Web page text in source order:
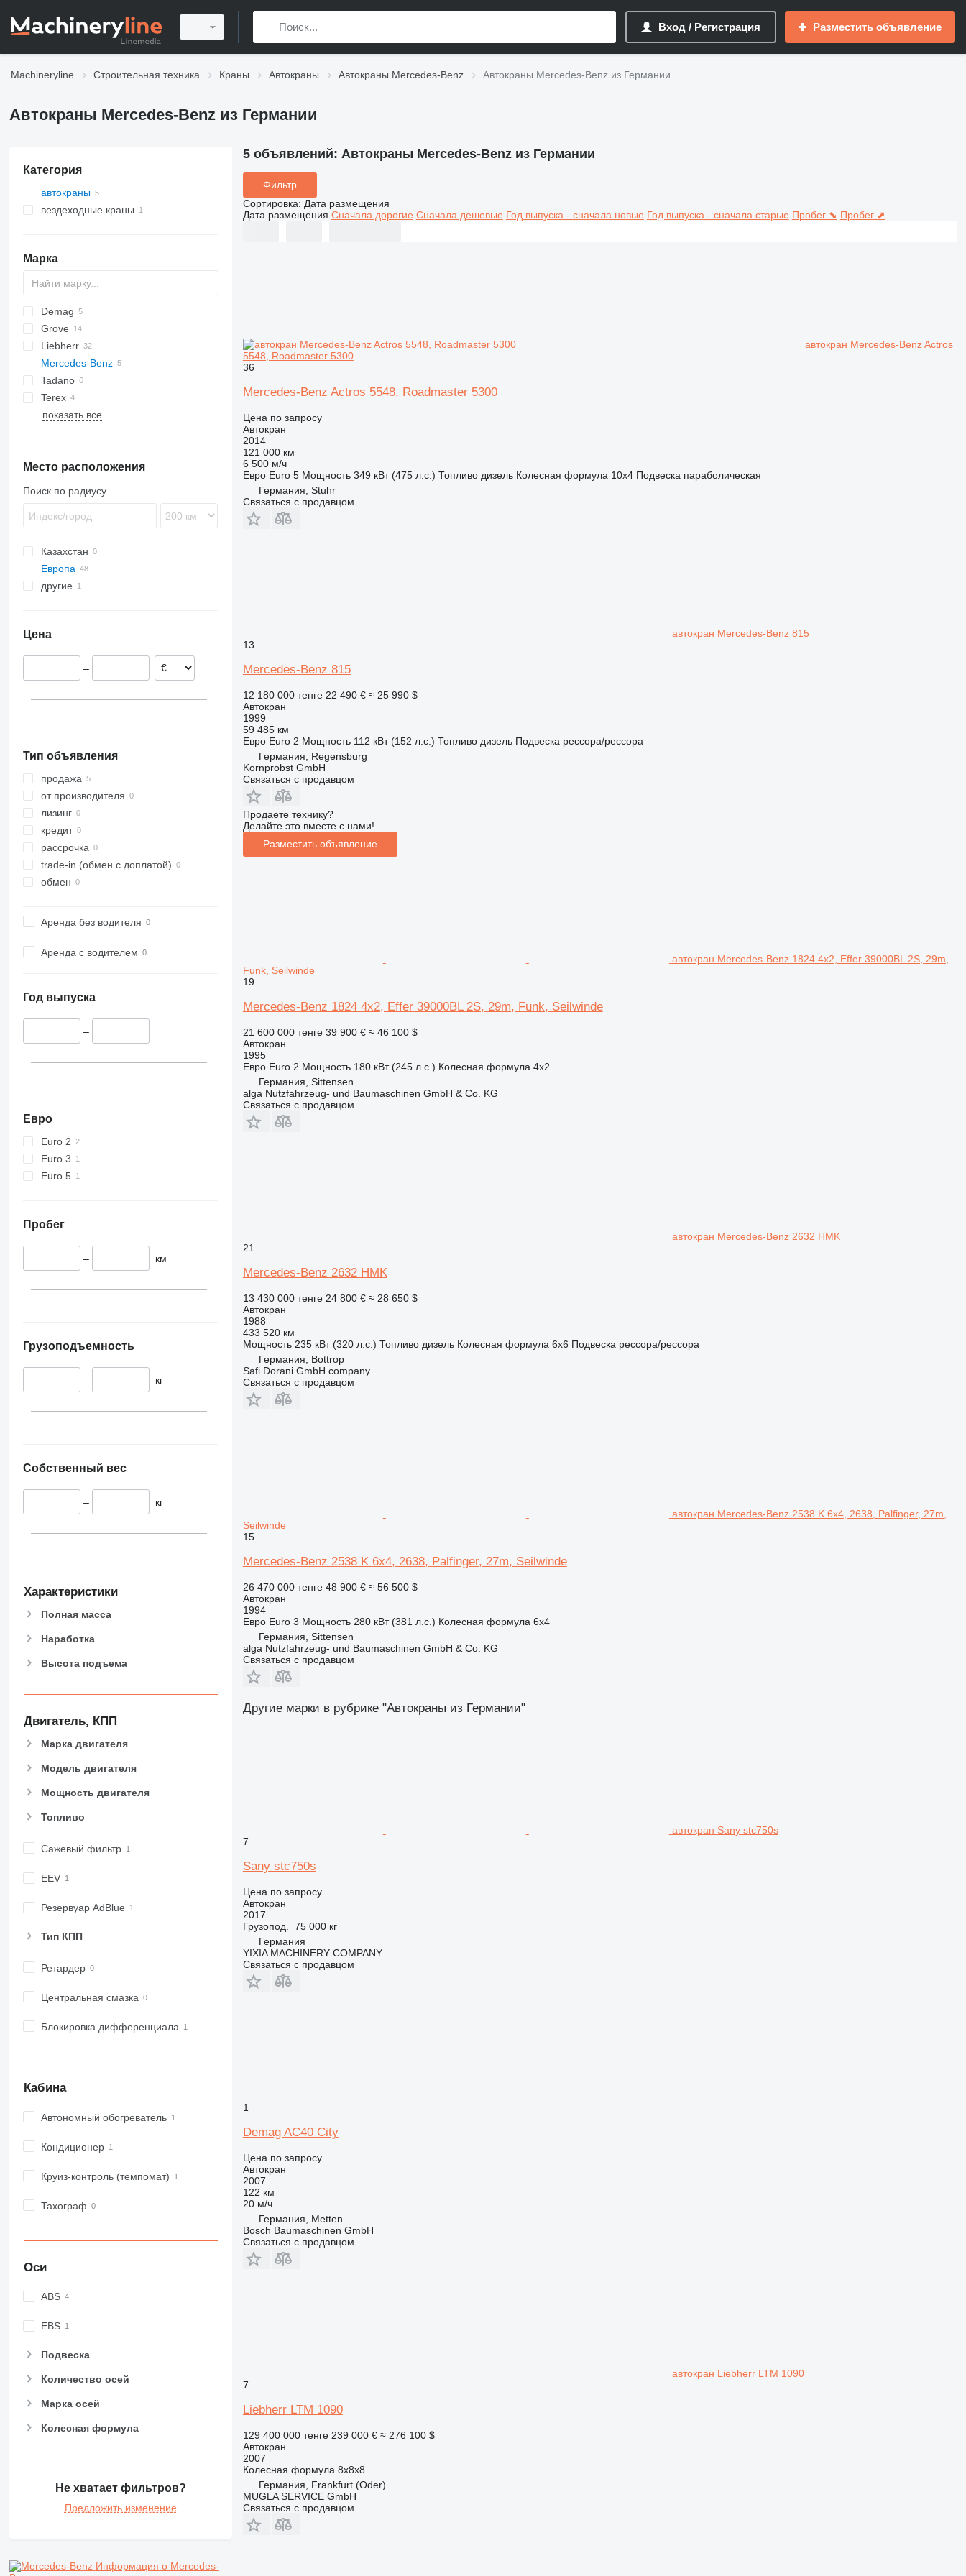
Вход / Регистрация Разместить объявление
Machineryline Строительная техника Краны Автокраны Автокраны Mercedes-Benz Автокраны Mercedes-Benz из Германии
Автокраны Mercedes-Benz из Германии
Категория
автокраны
вездеходные краны
Марка
Demag
AC
RTF
Grove
GMK
Magirus
Liebherr
LTC
LTF
LTM
MK
TGM
Mercedes-Benz
Actros
STC
643
S series
Tadano
GR
Terex
AC
показать все
Место расположения
Поиск по радиусу
Казахстан
Европа
Польша
Sittensen
Bottrop
Чехия
Нидерланды
другие
Цена
–
Тип объявления
продажа
от производителя
лизинг
кредит
рассрочка
trade-in (обмен с доплатой)
обмен
Аренда без водителя
Аренда с водителем
Год выпуска
–
Евро
Euro 2
Euro 3
Euro 5
Пробег
– км
Грузоподъемность
– кг
Собственный вес
– кг
Характеристики
Полная масса
Наработка
Высота подъема
Двигатель, КПП
Марка двигателя
Модель двигателя
Мощность двигателя
Топливо
Сажевый фильтр
EEV
Резервуар AdBlue
Тип КПП
Ретардер
Центральная смазка
Блокировка дифференциала
Кабина
Автономный обогреватель
Кондиционер
Круиз-контроль (темпомат)
Тахограф
Оси
ABS
EBS
Подвеска
Количество осей
Марка осей
Колесная формула
Не хватает фильтров?
Предложить изменение
Информация о Mercedes-
5 объявлений: Автокраны Mercedes-Benz из Германии
Фильтр
Сортировка: Дата размещения
Дата размещения Сначала дорогие Сначала дешевые Год выпуска - сначала новые Год выпуска - сначала старые Пробег ⬊ Пробег ⬈
автокран Mercedes-Benz Actros
5548, Roadmaster 5300
36
Mercedes-Benz Actros 5548, Roadmaster 5300
Цена по запросу
Автокран
2014
121 000 км
6 500 м/ч
Евро Euro 5 Мощность 349 кВт (475 л.с.) Топливо дизель Колесная формула 10x4 Подвеска параболическая
Германия, Stuhr
Связаться с продавцом
автокран Mercedes-Benz 815
13
Mercedes-Benz 815
12 180 000 тенге 22 490 € ≈ 25 990 $
Автокран
1999
59 485 км
Евро Euro 2 Мощность 112 кВт (152 л.с.) Топливо дизель Подвеска рессора/рессора
Германия, Regensburg
Kornprobst GmbH
Связаться с продавцом
Продаете технику?
Делайте это вместе с нами!
Разместить объявление
автокран Mercedes-Benz 1824 4x2, Effer 39000BL 2S, 29m,
Funk, Seilwinde
19
Mercedes-Benz 1824 4x2, Effer 39000BL 2S, 29m, Funk, Seilwinde
21 600 000 тенге 39 900 € ≈ 46 100 $
Автокран
1995
Евро Euro 2 Мощность 180 кВт (245 л.с.) Колесная формула 4x2
Германия, Sittensen
alga Nutzfahrzeug- und Baumaschinen GmbH & Co. KG
Связаться с продавцом
автокран Mercedes-Benz 2632 HMK
21
Mercedes-Benz 2632 HMK
13 430 000 тенге 24 800 € ≈ 28 650 $
Автокран
1988
433 520 км
Мощность 235 кВт (320 л.с.) Топливо дизель Колесная формула 6x6 Подвеска рессора/рессора
Германия, Bottrop
Safi Dorani GmbH company
Связаться с продавцом
автокран Mercedes-Benz 2538 K 6x4, 2638, Palfinger, 27m,
Seilwinde
15
Mercedes-Benz 2538 K 6x4, 2638, Palfinger, 27m, Seilwinde
26 470 000 тенге 48 900 € ≈ 56 500 $
Автокран
1994
Евро Euro 3 Мощность 280 кВт (381 л.с.) Колесная формула 6x4
Германия, Sittensen
alga Nutzfahrzeug- und Baumaschinen GmbH & Co. KG
Связаться с продавцом
Другие марки в рубрике "Автокраны из Германии"
автокран Sany stc750s
7
Sany stc750s
Цена по запросу
Автокран
2017
Грузопод.
75 000 кг
Германия
YIXIA MACHINERY COMPANY
Связаться с продавцом
1
Demag AC40 City
Цена по запросу
Автокран
2007
122 км
20 м/ч
Германия, Metten
Bosch Baumaschinen GmbH
Связаться с продавцом
автокран Liebherr LTM 1090
7
Liebherr LTM 1090
129 400 000 тенге 239 000 € ≈ 276 100 $
Автокран
2007
Колесная формула 8x8x8
Германия, Frankfurt (Oder)
MUGLA SERVICE GmbH
Связаться с продавцом